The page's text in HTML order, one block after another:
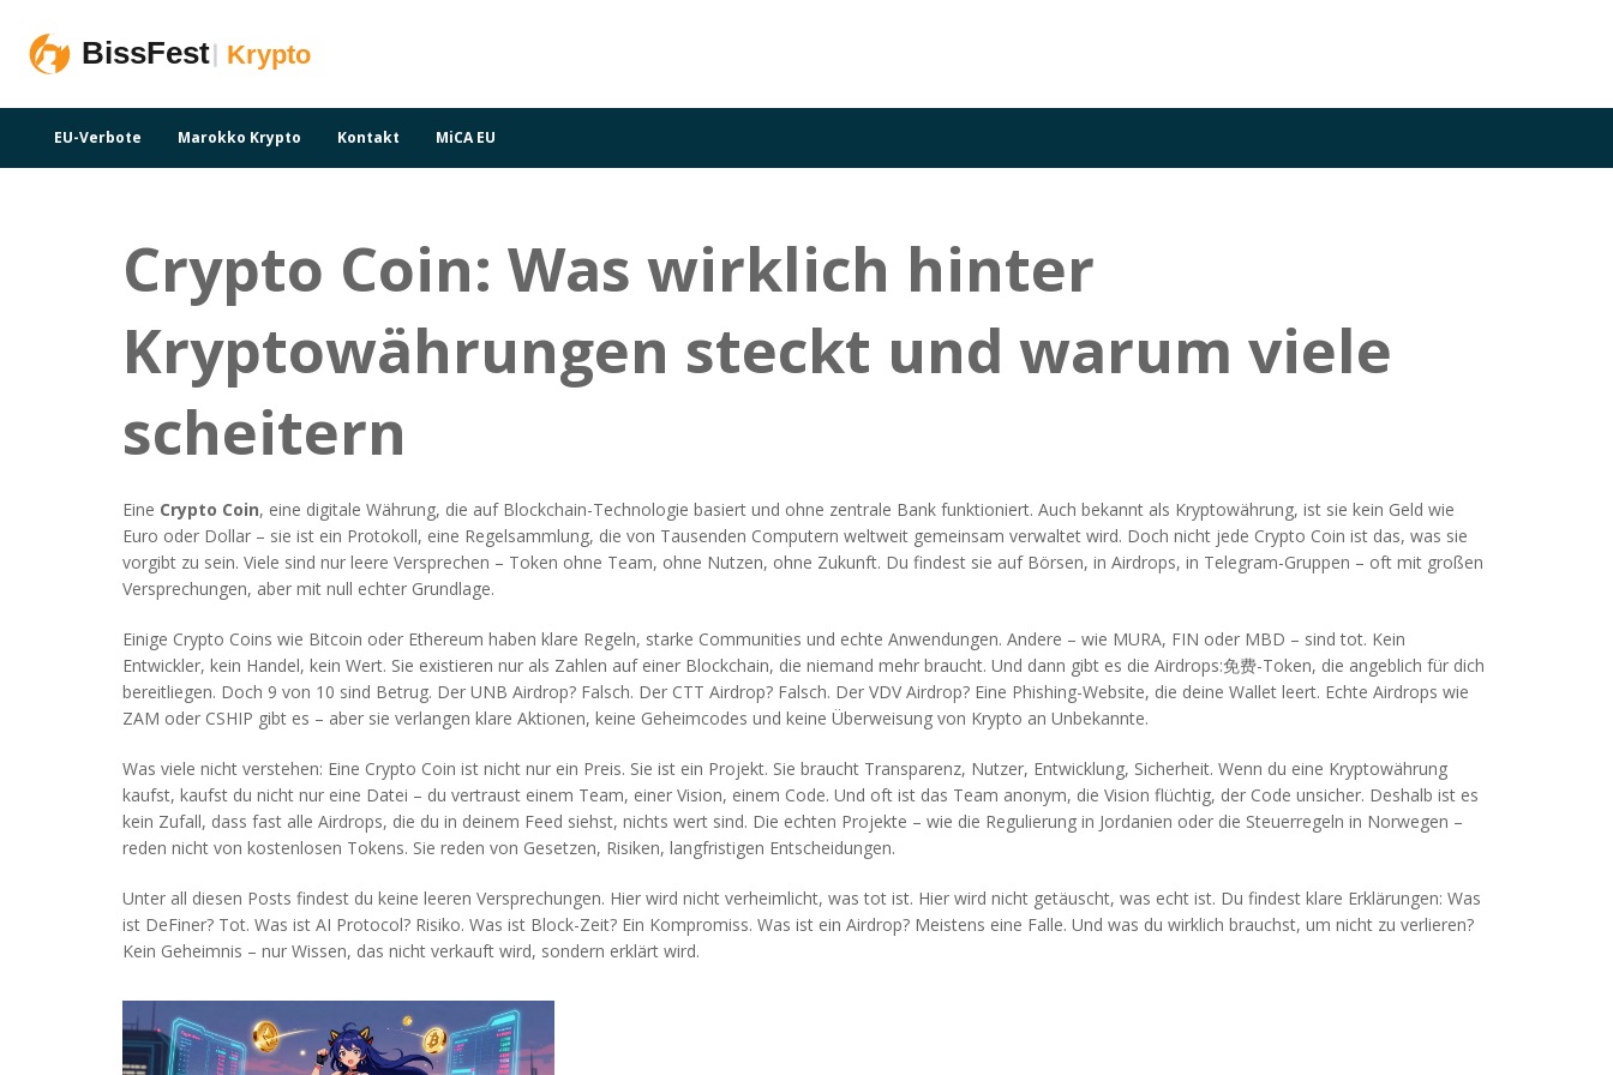
EU-Verbote Marokko Krypto Kontakt MiCA EU
Crypto Coin: Was wirklich hinter
Kryptowährungen steckt und warum viele
scheitern
Eine Crypto Coin, eine digitale Währung, die auf Blockchain-Technologie basiert und ohne zentrale Bank funktioniert. Auch bekannt als Kryptowährung, ist sie kein Geld wie
Euro oder Dollar – sie ist ein Protokoll, eine Regelsammlung, die von Tausenden Computern weltweit gemeinsam verwaltet wird. Doch nicht jede Crypto Coin ist das, was sie
vorgibt zu sein. Viele sind nur leere Versprechen – Token ohne Team, ohne Nutzen, ohne Zukunft. Du findest sie auf Börsen, in Airdrops, in Telegram-Gruppen – oft mit großen
Versprechungen, aber mit null echter Grundlage.
Einige Crypto Coins wie Bitcoin oder Ethereum haben klare Regeln, starke Communities und echte Anwendungen. Andere – wie MURA, FIN oder MBD – sind tot. Kein
Entwickler, kein Handel, kein Wert. Sie existieren nur als Zahlen auf einer Blockchain, die niemand mehr braucht. Und dann gibt es die Airdrops:免费-Token, die angeblich für dich
bereitliegen. Doch 9 von 10 sind Betrug. Der UNB Airdrop? Falsch. Der CTT Airdrop? Falsch. Der VDV Airdrop? Eine Phishing-Website, die deine Wallet leert. Echte Airdrops wie
ZAM oder CSHIP gibt es – aber sie verlangen klare Aktionen, keine Geheimcodes und keine Überweisung von Krypto an Unbekannte.
Was viele nicht verstehen: Eine Crypto Coin ist nicht nur ein Preis. Sie ist ein Projekt. Sie braucht Transparenz, Nutzer, Entwicklung, Sicherheit. Wenn du eine Kryptowährung
kaufst, kaufst du nicht nur eine Datei – du vertraust einem Team, einer Vision, einem Code. Und oft ist das Team anonym, die Vision flüchtig, der Code unsicher. Deshalb ist es
kein Zufall, dass fast alle Airdrops, die du in deinem Feed siehst, nichts wert sind. Die echten Projekte – wie die Regulierung in Jordanien oder die Steuerregeln in Norwegen –
reden nicht von kostenlosen Tokens. Sie reden von Gesetzen, Risiken, langfristigen Entscheidungen.
Unter all diesen Posts findest du keine leeren Versprechungen. Hier wird nicht verheimlicht, was tot ist. Hier wird nicht getäuscht, was echt ist. Du findest klare Erklärungen: Was
ist DeFiner? Tot. Was ist AI Protocol? Risiko. Was ist Block-Zeit? Ein Kompromiss. Was ist ein Airdrop? Meistens eine Falle. Und was du wirklich brauchst, um nicht zu verlieren?
Kein Geheimnis – nur Wissen, das nicht verkauft wird, sondern erklärt wird.